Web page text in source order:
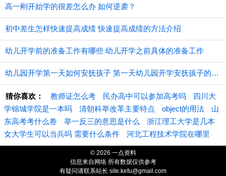
高一刚开始学的很差怎么办 如何逆袭？
初中差生怎样快速提高成绩 快速提高成绩的方法介绍
幼儿开学前的准备工作有哪些 幼儿开学之前具体的准备工作
幼儿园开学第一天如何安抚孩子 第一天幼儿园开学安抚孩子的注意事项
猜你喜欢： 教师证怎么考 民办高中可以参加高考吗
四川大
学锦城学院是一本吗
清朝科举改革主要特点 object的用法
山
东高考考什么卷
举一反三的意思是什么
浙江理工大学是几本
女大学生可以当兵吗 需要什么条件
河北工程技术学院在哪里
© 2026 一点资料
信息来自网络 所有数据仅供参考
有疑问请联系站长 site.kefu@gmail.com